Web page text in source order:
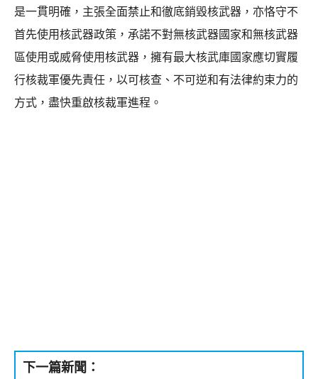
是一貫明確，主張全面禁止和徹底銷毀核武器，亦恪守不
首先使用核武器政策，承諾不對無核武器國家和無核武器
區使用或威脅使用核武器，擁有最大核武庫國家應切實履
行核裁軍優先責任，以可核查、不可逆和有法律約束力的
方式，盡快重啟核裁軍進程。
下一篇新聞：